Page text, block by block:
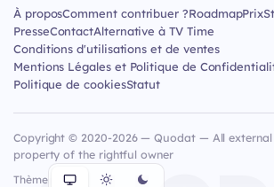
À proposComment contribuer ?RoadmapPrix
PresseContactAlternative à TV Time
Conditions d'utilisations et de ventes
Mentions Légales et Politique de
Politique de cookiesStatut
Copyright © 2020-2026 — Quodat — All external
property of the rightful owner
Thème